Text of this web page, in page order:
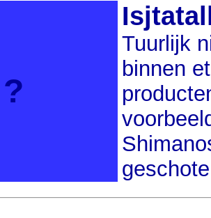
?
Tuurlijk
binnen